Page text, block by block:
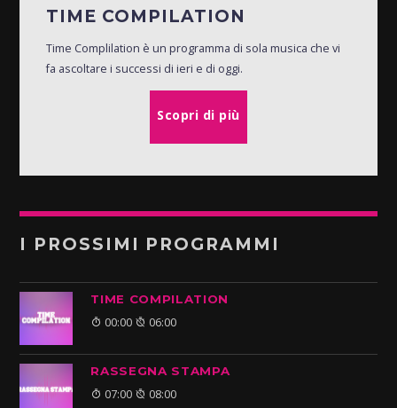
TIME COMPILATION
Time Complilation è un programma di sola musica che vi
fa ascoltare i successi di ieri e di oggi.
Scopri di più
I PROSSIMI PROGRAMMI
TIME COMPILATION
00:00 06:00
RASSEGNA STAMPA
07:00 08:00